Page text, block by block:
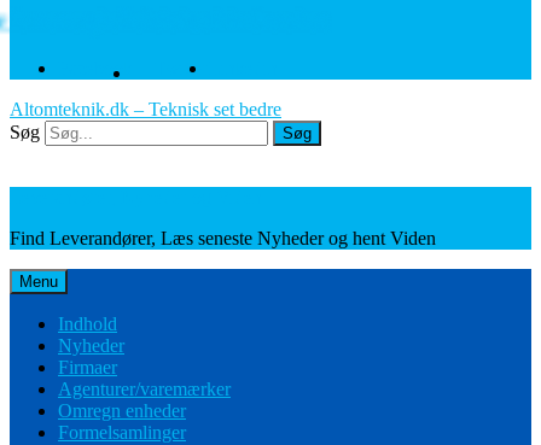
energieffektivitet i industrien
Facebook Twitter
Altomteknik.dk – Teknisk set bedre
Søg
Søg
Find Leverandører, Læs seneste Nyheder og hent Viden
Menu
Indhold
Nyheder
Firmaer
Agenturer/varemærker
Omregn enheder
Formelsamlinger